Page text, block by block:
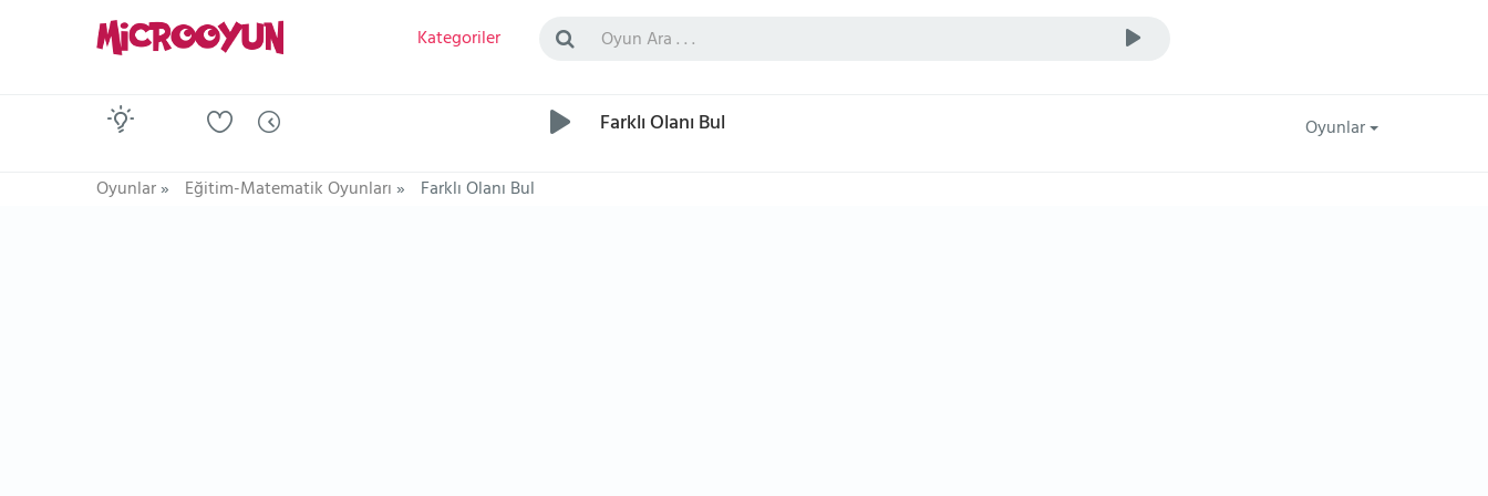
Kategoriler
Farklı Olanı Bul
Oyunlar
Oyunlar» Eğitim-Matematik Oyunları» Farklı Olanı Bul